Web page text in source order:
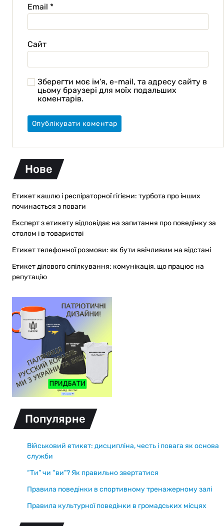
Email *
Сайт
Зберегти моє ім'я, e-mail, та адресу сайту в
цьому браузері для моїх подальших
коментарів.
Нове
Етикет кашлю і респіраторної гігієни: турбота про інших
починається з поваги
Експерт з етикету відповідає на запитання про поведінку за
столом і в товаристві
Етикет телефонної розмови: як бути ввічливим на відстані
Етикет ділового спілкування: комунікація, що працює на
репутацію
Популярне
Військовий етикет: дисципліна, честь і повага як основа
служби
“Ти” чи “ви”? Як правильно звертатися
Правила поведінки в спортивному тренажерному залі
Правила культурної поведінки в громадських місцях